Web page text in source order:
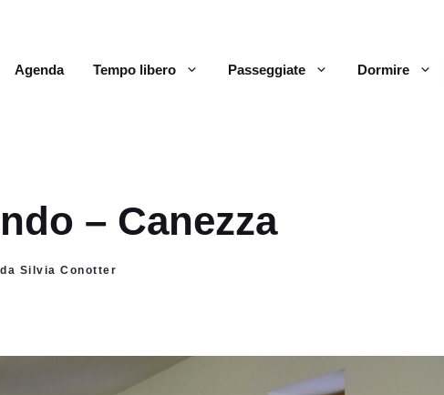
Agenda Tempo libero Passeggiate Dormire
– Canezza
Silvia Conotter